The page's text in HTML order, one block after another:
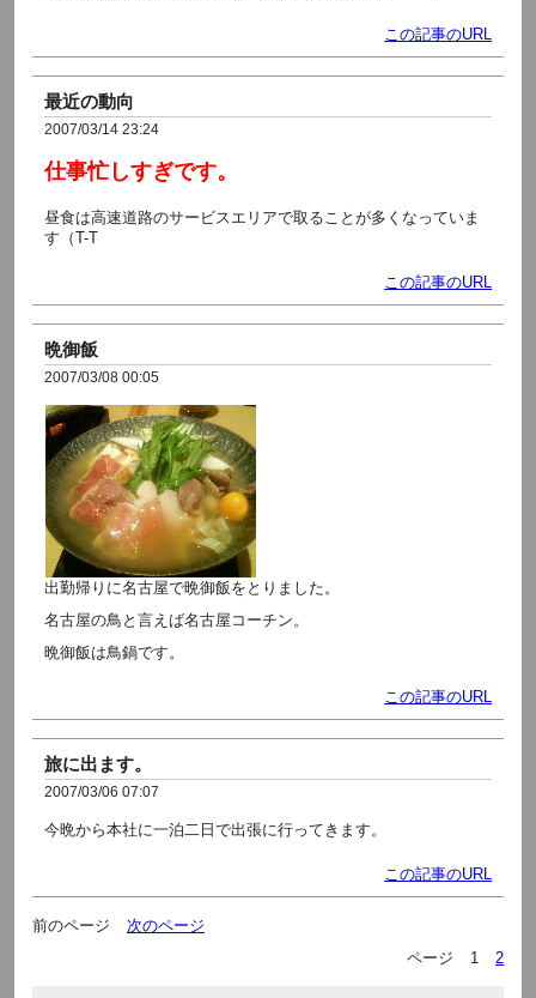
この記事のURL
最近の動向
2007/03/14 23:24
仕事忙しすぎです。
昼食は高速道路のサービスエリアで取ることが多くなっていま
す（T-T
この記事のURL
晩御飯
2007/03/08 00:05
出勤帰りに名古屋で晩御飯をとりました。
名古屋の鳥と言えば名古屋コーチン。
晩御飯は鳥鍋です。
この記事のURL
旅に出ます。
2007/03/06 07:07
今晩から本社に一泊二日で出張に行ってきます。
この記事のURL
前のページ
次のページ
ページ
1 2